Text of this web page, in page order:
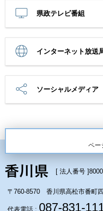
県政テレビ番組
インターネット放送
ソーシャルメディア
ペー
[ 法人番号 ]
〒760-8570 香川県高松市番町
代表電話 : 087-831-